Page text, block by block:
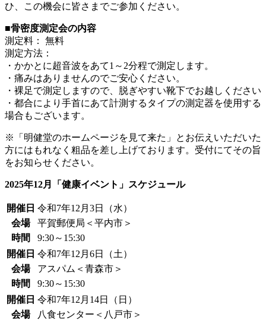
ひ、この機会に皆さまでご参加ください。
■骨密度測定会の内容
測定料： 無料
測定方法：
・かかとに超音波をあて1～2分程で測定します。
・痛みはありませんのでご安心ください。
・裸足で測定しますので、脱ぎやすい靴下でお越しください
・都合により手首にあて計測するタイプの測定器を使用する
場合もございます。
※「明健堂のホームページを見て来た」とお伝えいただいた
方にはもれなく粗品を差し上げております。受付にてその旨
をお知らせください。
2025年12月「健康イベント」スケジュール
開催日 令和7年12月3日（水）
会場
平賀郵便局＜平内市＞
時間
9:30～15:30
開催日 令和7年12月6日（土）
会場
アスパム＜青森市＞
時間
9:30～15:30
開催日 令和7年12月14日（日）
会場
八食センター＜八戸市＞